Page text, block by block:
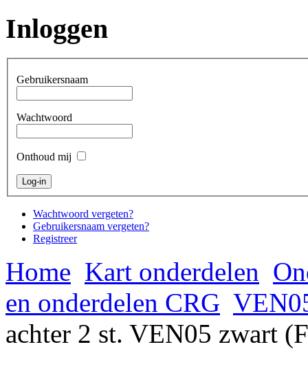
Inloggen
Gebruikersnaam
Wachtwoord
Onthoud mij
Wachtwoord vergeten?
Gebruikersnaam vergeten?
Registreer
Home Kart onderdelen
en onderdelen CRG
achter 2 st. VEN05 zwart